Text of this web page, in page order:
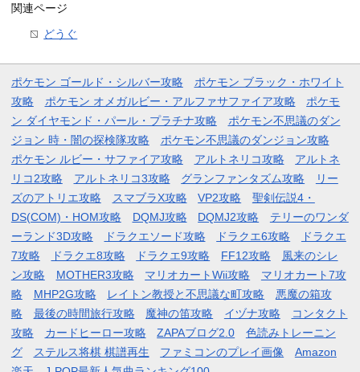
関連ページ
どうぐ
ポケモン ゴールド・シルバー攻略
ポケモン ブラック・ホワイト
攻略
ポケモン オメガルビー・アルファサファイア攻略
ポケモ
ン ダイヤモンド・パール・プラチナ攻略
ポケモン不思議のダン
ジョン 時・闇の探検隊攻略
ポケモン不思議のダンジョン攻略
ポケモン ルビー・サファイア攻略
アルトネリコ攻略
アルトネ
リコ2攻略
アルトネリコ3攻略 グランファンタズム攻略
リー
ズのアトリエ攻略
スマブラX攻略 VP2攻略
聖剣伝説4・
DS(COM)・HOM攻略
DQMJ攻略 DQMJ2攻略
テリーのワンダ
ーランド3D攻略
ドラクエソード攻略 ドラクエ6攻略
ドラクエ
7攻略
ドラクエ8攻略 ドラクエ9攻略 FF12攻略
風来のシレ
ン攻略
MOTHER3攻略 マリオカートWii攻略
マリオカート7攻
略
MHP2G攻略 レイトン教授と不思議な町攻略
悪魔の箱攻
略
最後の時間旅行攻略 魔神の笛攻略 イヅナ攻略
コンタクト
攻略
カードヒーロー攻略 ZAPAブログ2.0
色読みトレーニン
グ
ステルス将棋 棋譜再生 ファミコンのプレイ画像
Amazon